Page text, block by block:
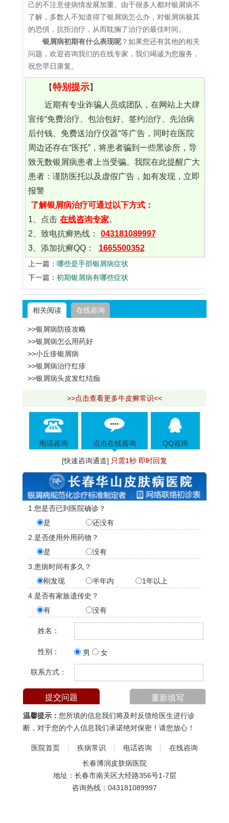
己的不注意使病情发展加重。由于很多人都对银屑病不
了解，多数人不知道得了银屑病怎么办，对银屑病极其
的恐惧，抗拒治疗，从而耽搁了治疗的最佳时间。
银屑病初期有什么表现呢 ？如果您还有其他的相关
问题，欢迎咨询我们的在线专家，我们竭诚为您服务，
祝您早日康复。
【特别提示】
近期有专业诈骗人员或团队，在网站上大肆
宣传“免费治疗、包治包好、签约治疗、先治病
后付钱、免费送治疗仪器“等广告，同时在医院
周边还存在“医托”，将患者骗到一些黑诊所，导
致无数银屑病患者上当受骗。我院在此提醒广大
患者：谨防医托以及虚假广告，如有发现，立即
报警
了解银屑病治疗可通过以下方式：
1、点击 在线咨询专家。
2、致电抗癣热线：
043181089997
3、添加抗癣QQ：
1665500352
上一篇： 哪些是手部银屑病症状
下一篇： 初期银屑病有哪些症状
相关阅读 在线咨询
>>银屑病防疫攻略
>>银屑病怎么用药好
>>小丘疹银屑病
>>银屑病治疗红疹
>>银屑病头皮发红结痂
>>点击查看更多牛皮癣常识<<
电话咨询 点击在线咨询 QQ咨询
[快速咨询通道] 只需1秒 即时回复
1.您是否已到医院确诊？
是
还没有
2.是否使用外用药物？
是
没有
3.患病时间有多久？
刚发现
半年内
1年以上
4.是否有家族遗传史？
有
没有
姓名：
性别： 男 女
联系方式：
温馨提示： 您所填的信息我们将及时反馈给医生进行诊
断，对于您的个人信息我们承诺绝对保密！请您放心！
医院首页 疾病常识 电话咨询
在线咨询
长春博润皮肤病医院
地址：长春市南关区大经路356号1-7层
咨询热线： 043181089997